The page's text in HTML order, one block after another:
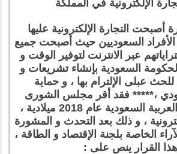
الإلكترونية في المملكة
أصبحت التجارة الإلكترونية عليها
الأفراد السعوديين حيث أصبحت جميع
عبر الانترنت لتوفير الوقت و
السعودية بإنشاء تشريعات و
عبلى الإلترام بها ، و حماية
،***** فقد أقر مجلس الشورى
الخاص بالمملكة العربية السعودية عام 2018 ميلادية ،
، و ذلك بعد التحدث و المشورة
الخاصة بلجنة الإقتصاد و الطاقة ،
القرار ينص على :